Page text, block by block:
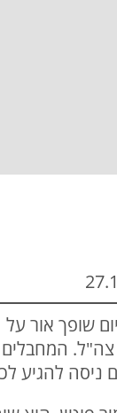
צה"ל.
ניסה